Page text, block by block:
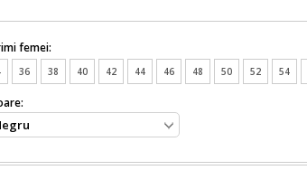
femei:
36 38 40 42 44 46 48 50 52 54